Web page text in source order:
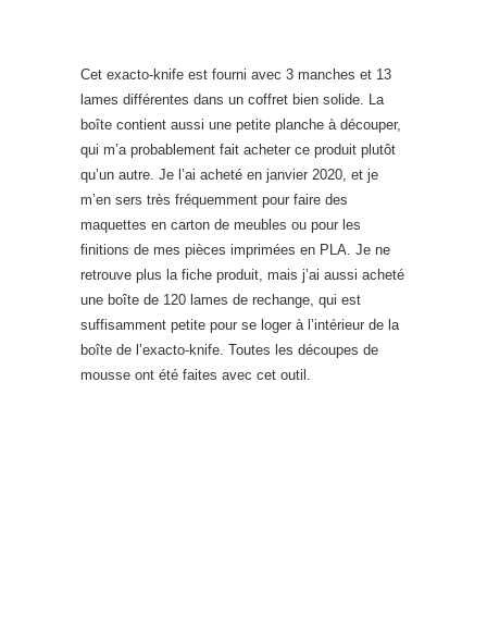
Cet exacto-knife est fourni avec 3 manches et 13
lames différentes dans un coffret bien solide. La
boîte contient aussi une petite planche à découper,
qui m’a probablement fait acheter ce produit plutôt
qu’un autre. Je l’ai acheté en janvier 2020, et je
m’en sers très fréquemment pour faire des
maquettes en carton de meubles ou pour les
finitions de mes pièces imprimées en PLA. Je ne
retrouve plus la fiche produit, mais j’ai aussi acheté
une boîte de 120 lames de rechange, qui est
suffisamment petite pour se loger à l’intérieur de la
boîte de l’exacto-knife. Toutes les découpes de
mousse ont été faites avec cet outil.